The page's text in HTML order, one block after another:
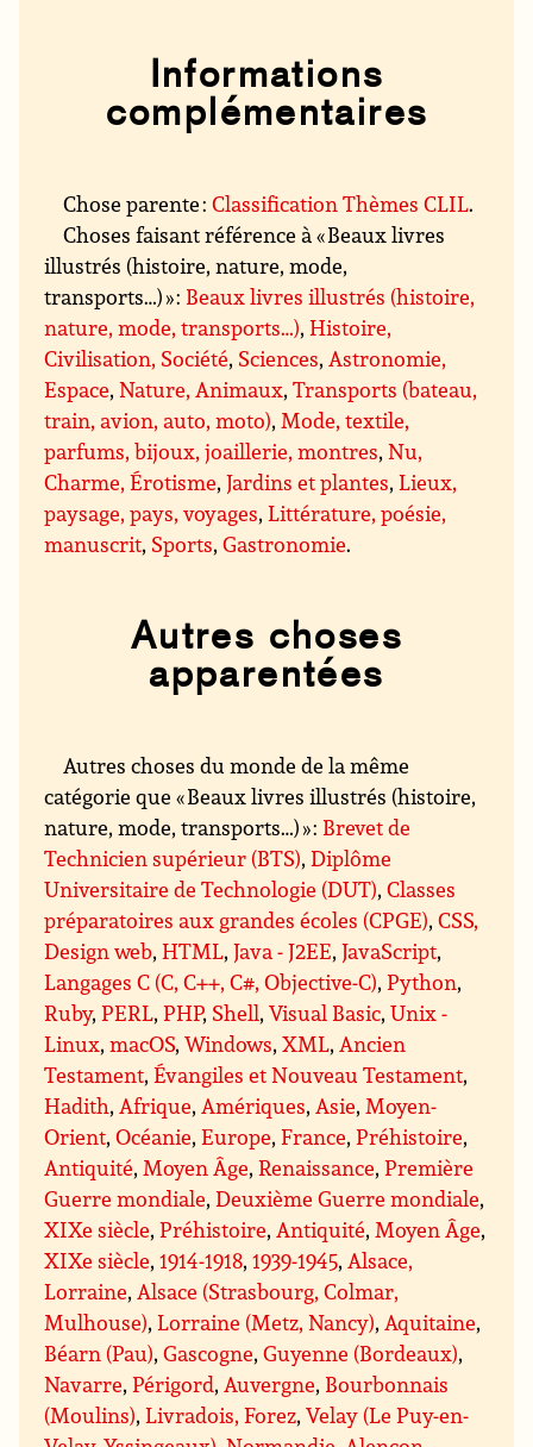
Informations
complémentaires
Chose parente :Classification Thèmes CLIL.
Choses faisant référence à « Beaux livres
illustrés (histoire, nature, mode,
transports…) » : Beaux livres illustrés (histoire,
nature, mode, transports…),Histoire,
Civilisation, Société, Sciences, Astronomie,
Espace,Nature, Animaux,Transports (bateau,
train, avion, auto, moto), Mode, textile,
parfums, bijoux, joaillerie, montres,Nu,
Charme, Érotisme,Jardins et plantes,Lieux,
paysage, pays, voyages,Littérature, poésie,
manuscrit, Sports,Gastronomie.
Autres choses
apparentées
Autres choses du monde de la même
catégorie que « Beaux livres illustrés (histoire,
nature, mode, transports…) » : Brevet de
Technicien supérieur (BTS),Diplôme
Universitaire de Technologie (DUT),Classes
préparatoires aux grandes écoles (CPGE),CSS,
Design web,HTML,Java - J2EE,JavaScript,
Langages C (C, C++, C#, Objective-C),Python,
Ruby,PERL,PHP, Shell,Visual Basic,Unix -
Linux,macOS,Windows,XML, Ancien
Testament,Évangiles et Nouveau Testament,
Hadith, Afrique, Amériques, Asie, Moyen-
Orient,Océanie,Europe,France,Préhistoire,
Antiquité, Moyen Âge,Renaissance,Première
Guerre mondiale,Deuxième Guerre mondiale,
XIXe siècle,Préhistoire, Antiquité, Moyen Âge,
XIXe siècle,1914-1918,1939-1945, Alsace,
Lorraine, Alsace (Strasbourg, Colmar,
Mulhouse),Lorraine (Metz, Nancy), Aquitaine,
Béarn (Pau),Gascogne,Guyenne (Bordeaux),
Navarre,Périgord, Auvergne, Bourbonnais
(Moulins),Livradois, Forez,Velay (Le Puy-en-